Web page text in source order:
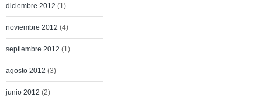
diciembre 2012 (1)
noviembre 2012 (4)
septiembre 2012 (1)
agosto 2012 (3)
junio 2012 (2)